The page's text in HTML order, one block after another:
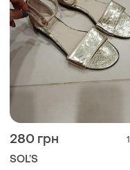
280 грн 1
SOL’S